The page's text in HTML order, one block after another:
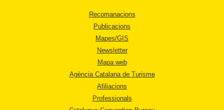
Recomanacions
Publicacions
Mapes/GIS
Newsletter
Mapa web
Agència Catalana de Turisme
Afiliacions
Professionals